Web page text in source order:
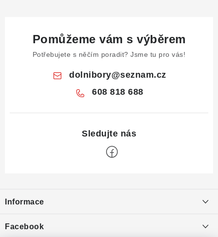
Pomůžeme vám s výběrem
Potřebujete s něčím poradit? Jsme tu pro vás!
dolnibory@seznam.cz
608 818 688
p
a
Informace
Facebook